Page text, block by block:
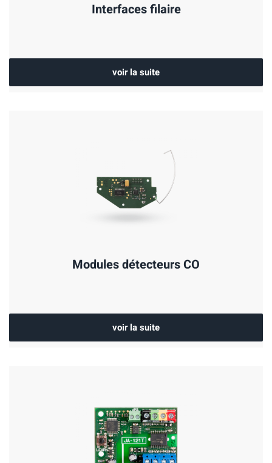
Interfaces filaire
voir la suite
Modules détecteurs CO
voir la suite